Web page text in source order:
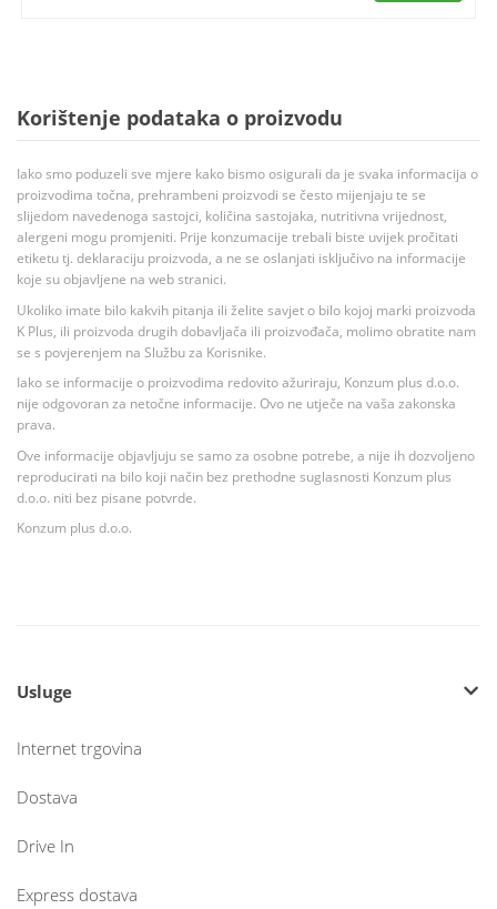
Korištenje podataka o proizvodu
Iako smo poduzeli sve mjere kako bismo osigurali da je svaka informacija o
proizvodima točna, prehrambeni proizvodi se često mijenjaju te se
slijedom navedenoga sastojci, količina sastojaka, nutritivna vrijednost,
alergeni mogu promjeniti. Prije konzumacije trebali biste uvijek pročitati
etiketu tj. deklaraciju proizvoda, a ne se oslanjati isključivo na informacije
koje su objavljene na web stranici.
Ukoliko imate bilo kakvih pitanja ili želite savjet o bilo kojoj marki proizvoda
K Plus, ili proizvoda drugih dobavljača ili proizvođača, molimo obratite nam
se s povjerenjem na Službu za Korisnike.
Iako se informacije o proizvodima redovito ažuriraju, Konzum plus d.o.o.
nije odgovoran za netočne informacije. Ovo ne utječe na vaša zakonska
prava.
Ove informacije objavljuju se samo za osobne potrebe, a nije ih dozvoljeno
reproducirati na bilo koji način bez prethodne suglasnosti Konzum plus
d.o.o. niti bez pisane potvrde.
Konzum plus d.o.o.
Usluge
Internet trgovina
Dostava
Drive In
Express dostava